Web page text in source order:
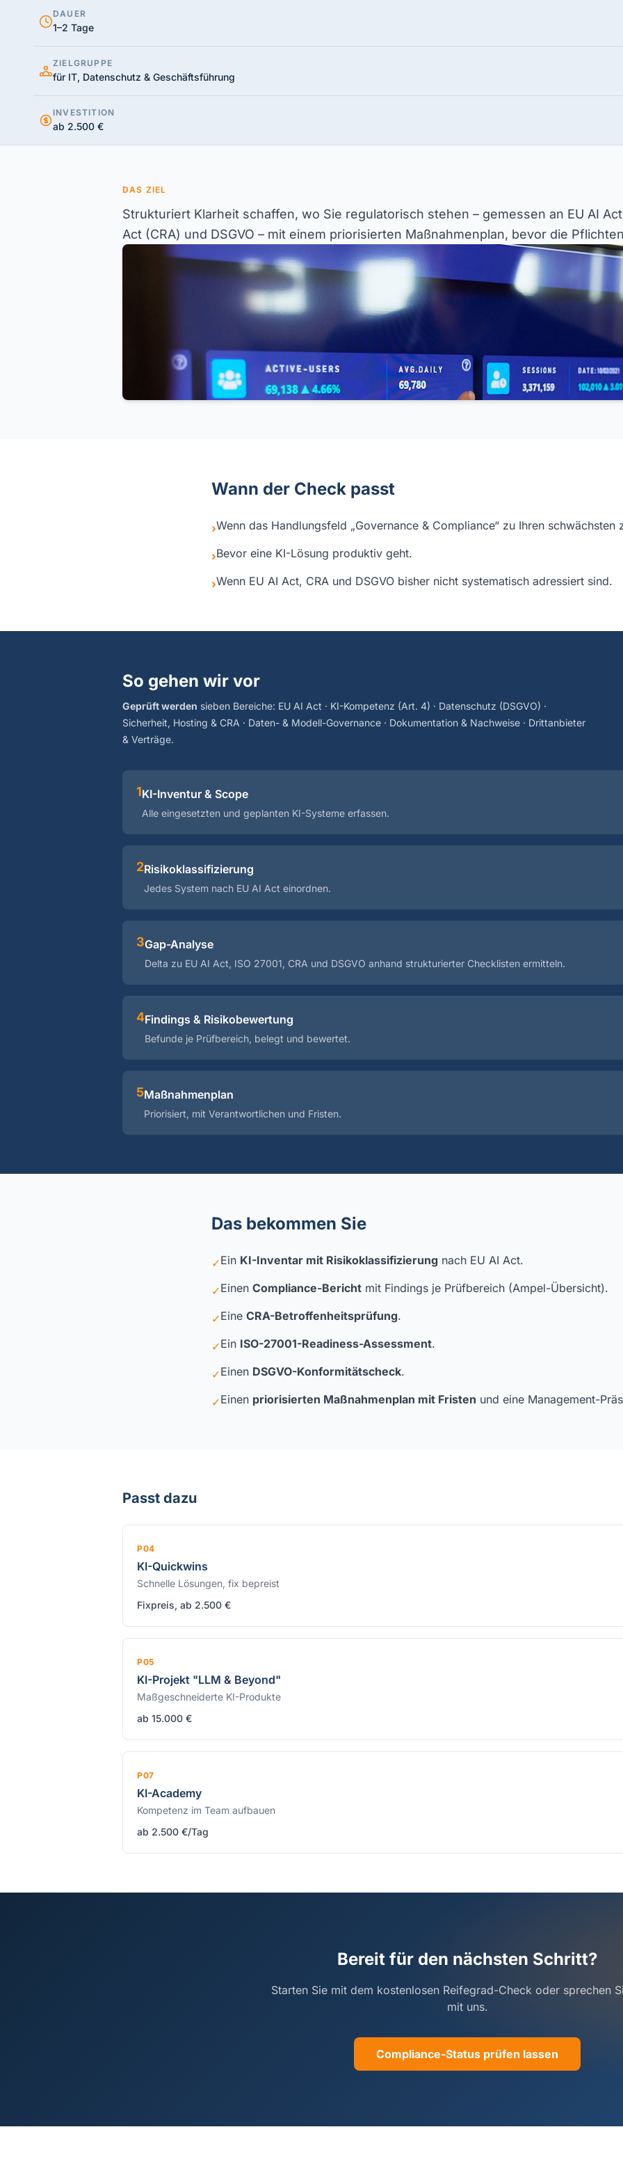
DAUER
1–2 Tage
ZIELGRUPPE
für IT, Datenschutz & Geschäftsführung
INVESTITION
ab 2.500 €
DAS ZIEL
Strukturiert Klarheit schaffen, wo Sie regulatorisch stehen – gemessen an EU AI
Act (CRA) und DSGVO – mit einem priorisierten Maßnahmenplan, bevor die
Wann der Check passt
›Wenn das Handlungsfeld „Governance & Compliance“ zu Ihren schwächsten
›Bevor eine KI-Lösung produktiv geht.
›Wenn EU AI Act, CRA und DSGVO bisher nicht systematisch adressiert sind.
So gehen wir vor
Geprüft werden sieben Bereiche: EU AI Act · KI-Kompetenz (Art. 4) · Datenschutz (DSGVO) ·
Sicherheit, Hosting & CRA · Daten- & Modell-Governance · Dokumentation & Nachweise · Drittanbieter
& Verträge.
1KI-Inventur & Scope
Alle eingesetzten und geplanten KI-Systeme erfassen.
2Risikoklassifizierung
Jedes System nach EU AI Act einordnen.
3Gap-Analyse
Delta zu EU AI Act, ISO 27001, CRA und DSGVO anhand strukturierter Checklisten ermitteln.
4Findings & Risikobewertung
Befunde je Prüfbereich, belegt und bewertet.
5Maßnahmenplan
Priorisiert, mit Verantwortlichen und Fristen.
Das bekommen Sie
✓Ein KI-Inventar mit Risikoklassifizierung nach EU AI Act.
✓Einen Compliance-Bericht mit Findings je Prüfbereich (Ampel-Übersicht).
✓Eine CRA-Betroffenheitsprüfung.
✓Ein ISO-27001-Readiness-Assessment.
✓Einen DSGVO-Konformitätscheck.
✓Einen priorisierten Maßnahmenplan mit Fristen und eine Management-
Passt dazu
P04
KI-Quickwins
Schnelle Lösungen, fix bepreist
Fixpreis, ab 2.500 €
P05
KI-Projekt "LLM & Beyond"
Maßgeschneiderte KI-Produkte
ab 15.000 €
P07
KI-Academy
Kompetenz im Team aufbauen
ab 2.500 €/Tag
Bereit für den nächsten Schritt?
Starten Sie mit dem kostenlosen Reifegrad-Check oder sprechen
mit uns.
Compliance-Status prüfen lassen